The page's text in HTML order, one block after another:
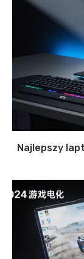
Najlepszy